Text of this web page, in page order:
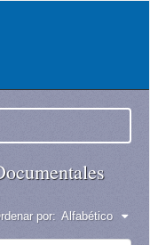
por: Alfabético